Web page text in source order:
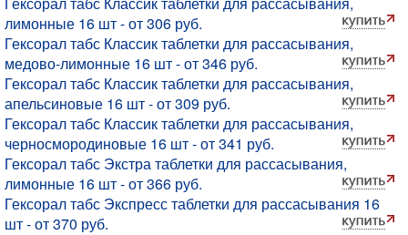
лимонные 16 шт - от 306 руб.
Гексорал табс Классик таблетки для рассасывания,
медово-лимонные 16 шт - от 346 руб.
Гексорал табс Классик таблетки для рассасывания,
апельсиновые 16 шт - от 309 руб.
Гексорал табс Классик таблетки для рассасывания,
черносмородиновые 16 шт - от 341 руб.
Гексорал табс Экстра таблетки для рассасывания,
лимонные 16 шт - от 366 руб.
Гексорал табс Экспресс таблетки для рассасывания 16
шт - от 370 руб.